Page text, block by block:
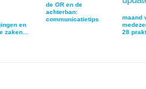
en
zaken
de OR en de
achterban:
communicatietips
maand
28